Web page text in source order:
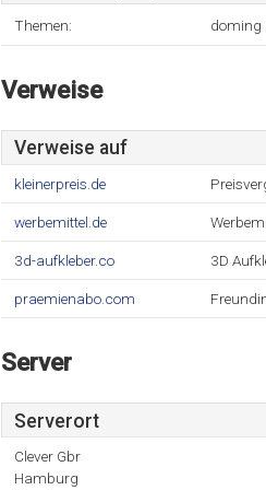
Themen: doming
Verweise
Verweise auf
kleinerpreis.de
werbemittel.de
3d-aufkleber.co 3D
praemienabo.com
Server
Serverort
Clever Gbr
Hamburg